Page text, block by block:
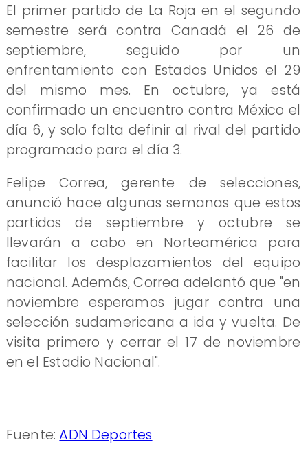
El primer partido de La Roja en el segundo
semestre será contra Canadá el 26 de
septiembre, seguido por un
enfrentamiento con Estados Unidos el 29
del mismo mes. En octubre, ya está
confirmado un encuentro contra México el
día 6, y solo falta definir al rival del partido
programado para el día 3.
Felipe Correa, gerente de selecciones,
anunció hace algunas semanas que estos
partidos de septiembre y octubre se
llevarán a cabo en Norteamérica para
facilitar los desplazamientos del equipo
nacional. Además, Correa adelantó que "en
noviembre esperamos jugar contra una
selección sudamericana a ida y vuelta. De
visita primero y cerrar el 17 de noviembre
en el Estadio Nacional".
Fuente:ADN Deportes